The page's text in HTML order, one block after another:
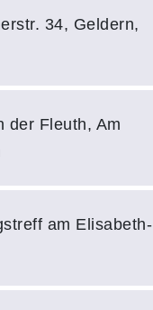
34, Geldern,
der Fleuth, Am
am Elisabeth-